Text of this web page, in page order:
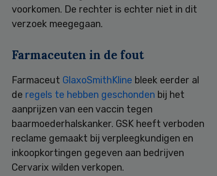
voorkomen. De rechter is echter niet in dit
verzoek meegegaan.
Farmaceuten in de fout
Farmaceut GlaxoSmithKline bleek eerder al
de regels te hebben geschonden bij het
aanprijzen van een vaccin tegen
baarmoederhalskanker. GSK heeft verboden
reclame gemaakt bij verpleegkundigen en
inkoopkortingen gegeven aan bedrijven
Cervarix wilden verkopen.